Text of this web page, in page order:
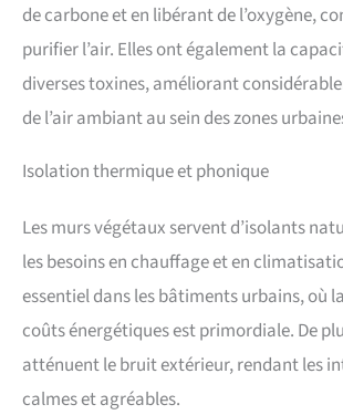
de carbone et en libérant de l’oxygène,
purifier l’air. Elles ont également la
diverses toxines, améliorant
de l’air ambiant au sein des zones
Isolation thermique et phonique
Les murs végétaux servent d’isolants
les besoins en chauffage et en
essentiel dans les bâtiments urbains, où
coûts énergétiques est primordiale. De
atténuent le bruit extérieur, rendant les
calmes et agréables.